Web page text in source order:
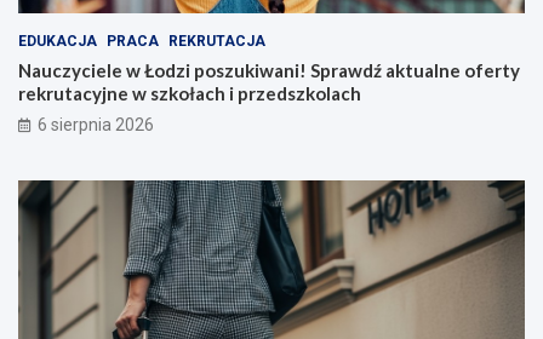
EDUKACJA PRACA REKRUTACJA
Nauczyciele w Łodzi poszukiwani! Sprawdź aktualne oferty
rekrutacyjne w szkołach i przedszkolach
6 sierpnia 2026